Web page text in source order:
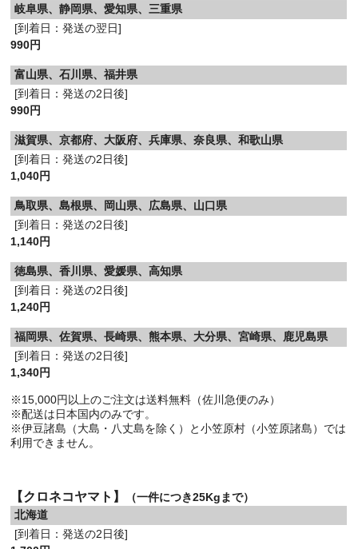
岐阜県、静岡県、愛知県、三重県
[到着日：発送の翌日]
990円
富山県、石川県、福井県
[到着日：発送の2日後]
990円
滋賀県、京都府、大阪府、兵庫県、奈良県、和歌山県
[到着日：発送の2日後]
1,040円
鳥取県、島根県、岡山県、広島県、山口県
[到着日：発送の2日後]
1,140円
徳島県、香川県、愛媛県、高知県
[到着日：発送の2日後]
1,240円
福岡県、佐賀県、長崎県、熊本県、大分県、宮崎県、鹿児島県
[到着日：発送の2日後]
1,340円
※15,000円以上のご注文は送料無料（佐川急便のみ）
※配送は日本国内のみです。
※伊豆諸島（大島・八丈島を除く）と小笠原村（小笠原諸島）では
利用できません。
【クロネコヤマト】
（一件につき25Kgまで）
北海道
[到着日：発送の2日後]